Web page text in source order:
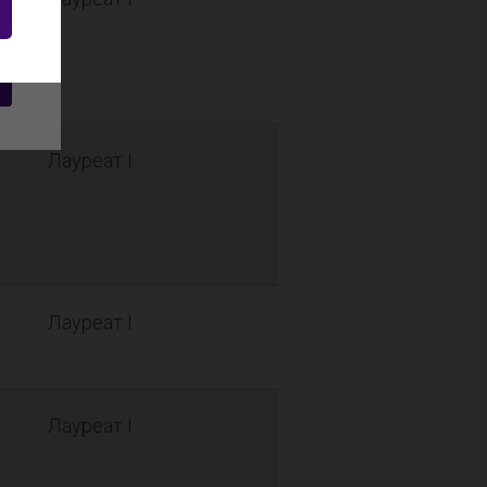
Лауреат I
Лауреат I
Лауреат I